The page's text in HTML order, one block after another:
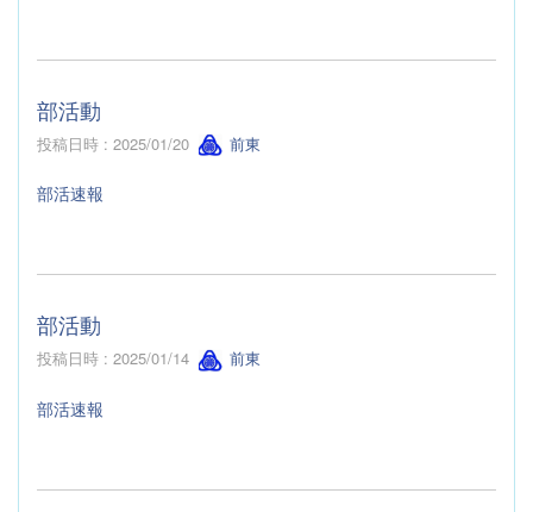
部活動
投稿日時 : 2025/01/20 前東
部活速報
部活動
投稿日時 : 2025/01/14 前東
部活速報